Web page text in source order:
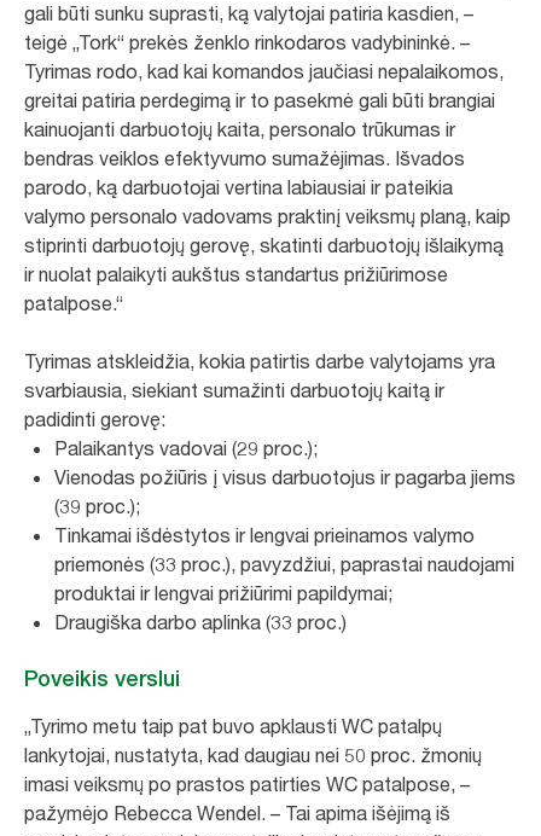
gali būti sunku suprasti, ką valytojai patiria kasdien, –
teigė „Tork“ prekės ženklo rinkodaros vadybininkė. –
Tyrimas rodo, kad kai komandos jaučiasi nepalaikomos,
greitai patiria perdegimą ir to pasekmė gali būti brangiai
kainuojanti darbuotojų kaita, personalo trūkumas ir
bendras veiklos efektyvumo sumažėjimas. Išvados
parodo, ką darbuotojai vertina labiausiai ir pateikia
valymo personalo vadovams praktinį veiksmų planą, kaip
stiprinti darbuotojų gerovę, skatinti darbuotojų išlaikymą
ir nuolat palaikyti aukštus standartus prižiūrimose
patalpose.“
Tyrimas atskleidžia, kokia patirtis darbe valytojams yra
svarbiausia, siekiant sumažinti darbuotojų kaitą ir
padidinti gerovę:
Palaikantys vadovai (29 proc.);
Vienodas požiūris į visus darbuotojus ir pagarba jiems
(39 proc.);
Tinkamai išdėstytos ir lengvai prieinamos valymo
priemonės (33 proc.), pavyzdžiui, paprastai naudojami
produktai ir lengvai prižiūrimi papildymai;
Draugiška darbo aplinka (33 proc.)
Poveikis verslui
„Tyrimo metu taip pat buvo apklausti WC patalpų
lankytojai, nustatyta, kad daugiau nei 50 proc. žmonių
imasi veiksmų po prastos patirties WC patalpose, –
pažymėjo Rebecca Wendel. – Tai apima išėjimą iš